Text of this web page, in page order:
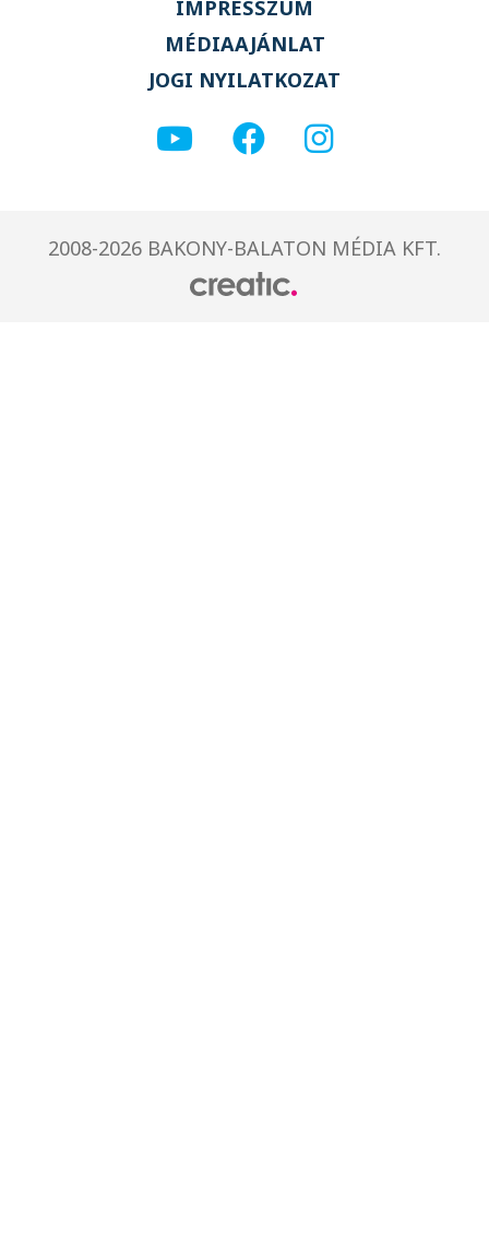
IMPRESSZUM
MÉDIAAJÁNLAT
JOGI NYILATKOZAT
2008-2026 BAKONY-BALATON MÉDIA KFT.